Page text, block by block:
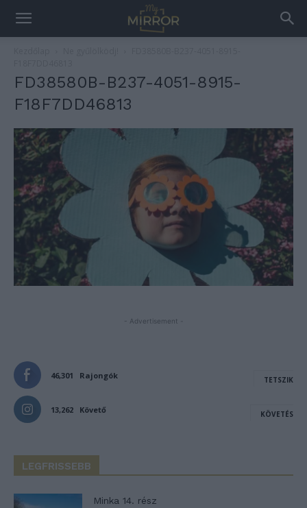
FD38580B-B237-4051-8915-
F18F7DD46813
- Advertisement -
46,301 Rajongók TETSZIK
13,262 Követő KÖVETÉS
LEGFRISSEBB
Minka 14. rész